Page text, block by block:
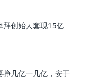
拜创始人套现15亿
挣几亿十几亿，安于